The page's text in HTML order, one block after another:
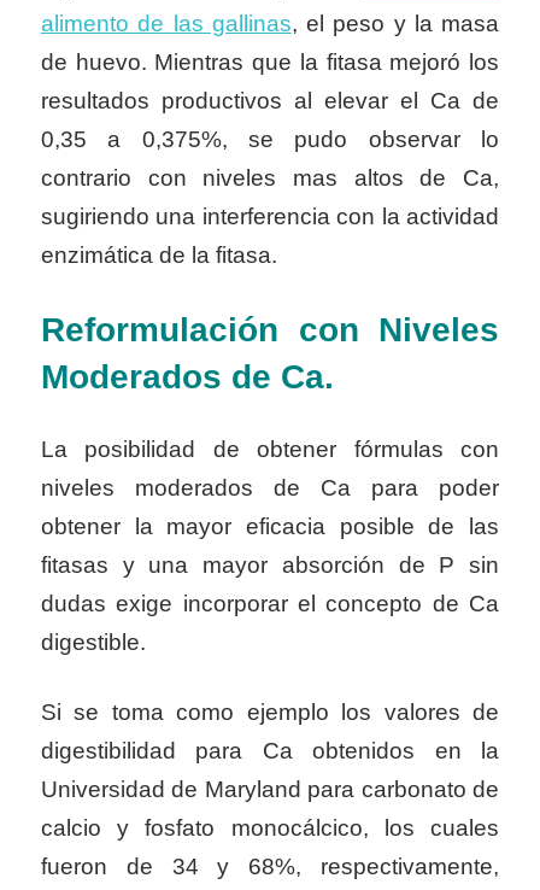
alimento de las gallinas, el peso y la masa
de huevo. Mientras que la fitasa mejoró los
resultados productivos al elevar el Ca de
0,35 a 0,375%, se pudo observar lo
contrario con niveles mas altos de Ca,
sugiriendo una interferencia con la actividad
enzimática de la fitasa.
Reformulación con Niveles
Moderados de Ca.
La posibilidad de obtener fórmulas con
niveles moderados de Ca para poder
obtener la mayor eficacia posible de las
fitasas y una mayor absorción de P sin
dudas exige incorporar el concepto de Ca
digestible.
Si se toma como ejemplo los valores de
digestibilidad para Ca obtenidos en la
Universidad de Maryland para carbonato de
calcio y fosfato monocálcico, los cuales
fueron de 34 y 68%, respectivamente,